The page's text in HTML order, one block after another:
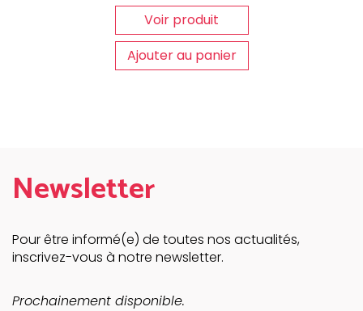
Voir produit
Ajouter au panier
Newsletter
Pour être informé(e) de toutes nos actualités,
inscrivez-vous à notre newsletter.
Prochainement disponible.